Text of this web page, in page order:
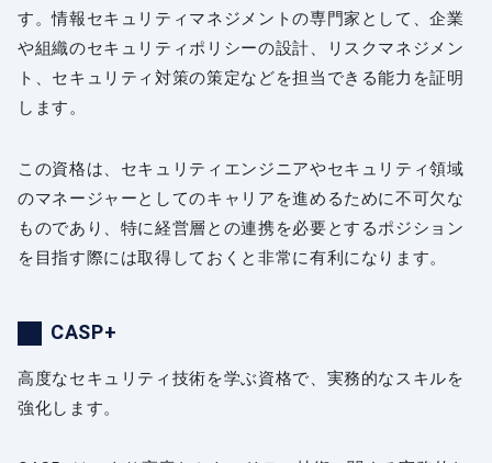
す。情報セキュリティマネジメントの専門家として、企業
や組織のセキュリティポリシーの設計、リスクマネジメン
ト、セキュリティ対策の策定などを担当できる能力を証明
します。
この資格は、セキュリティエンジニアやセキュリティ領域
のマネージャーとしてのキャリアを進めるために不可欠な
ものであり、特に経営層との連携を必要とするポジション
を目指す際には取得しておくと非常に有利になります。
CASP+
高度なセキュリティ技術を学ぶ資格で、実務的なスキルを
強化します。